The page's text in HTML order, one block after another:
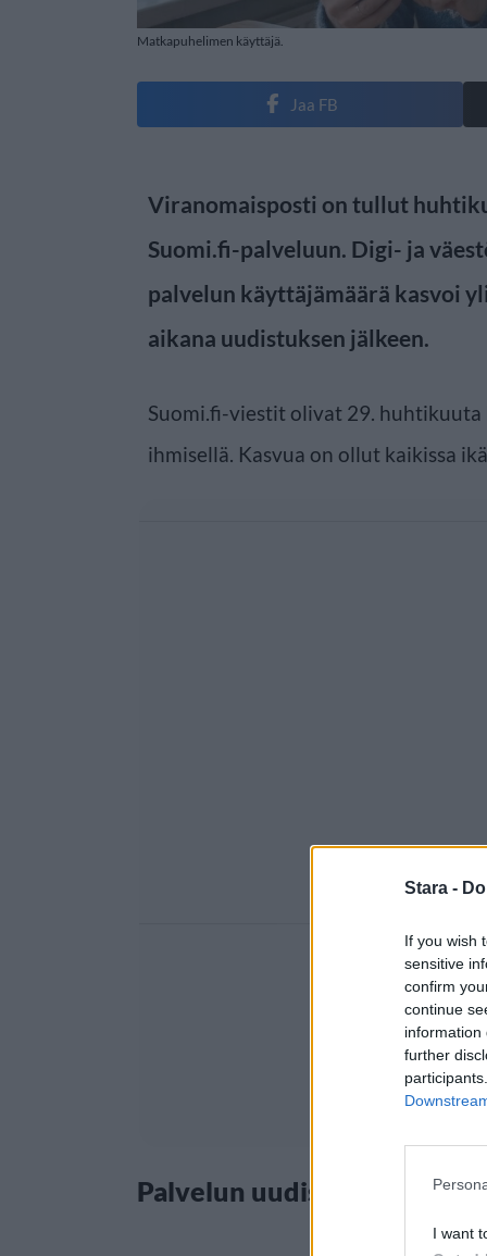
Stara -
If you wish
sensitive
confirm
continue
information
further
I want
Matkapuhelimen käyttäjä.
Jaa FB
Viranomaisposti on tullut
Suomi.fi-palveluun. Digi- ja
palvelun käyttäjämäärä kasvoi
aikana uudistuksen jälkeen.
Suomi.fi-viestit olivat 29. huhtikuuta
ihmisellä. Kasvua on ollut kaikissa
Palvelun uudistus aktivoi